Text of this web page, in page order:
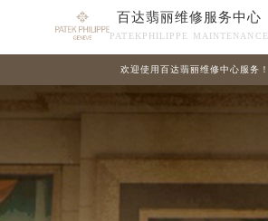
百达翡丽维修服务中心
PATEKPHILIPPE MAINTENANCE
欢迎使用百达翡丽维修中心服务！